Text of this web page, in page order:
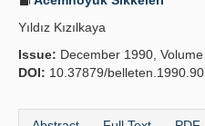
Yıldız Kızılkaya
Issue: December 1990,
DOI: 10.37879/